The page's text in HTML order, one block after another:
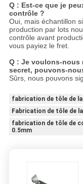
Q : Est-ce que je
contrôle ?
Oui, mais échantillon
production par lots
contrôle avant
vous payiez le fret.
Q : Je voulons-nous
secret, pouvons-
Sûrs, nous pouvons
fabrication de tôle de
Fabrication de tôle de
fabrication de tôle de
0.5mm